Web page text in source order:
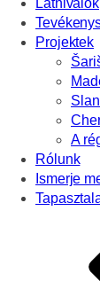
Látnivalók
Projektek
A
Rólunk
Ismerje